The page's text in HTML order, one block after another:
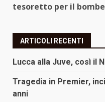
tesoretto per il
ARTICOLI RECENTI
Lucca alla Juve, così il
Tragedia in Premier,
anni